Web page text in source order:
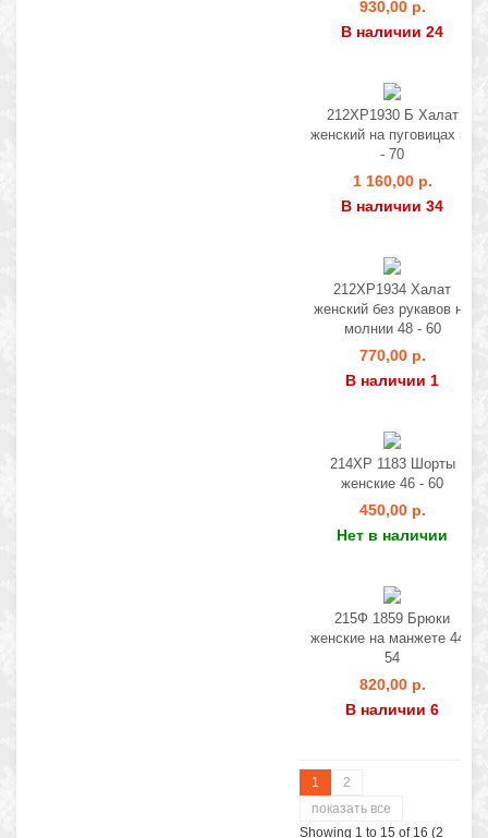
930,00 р.
В наличии 24
212ХР1930 Б Халат
женский на пуговицах 56
- 70
1 160,00 р.
В наличии 34
212ХР1934 Халат
женский без рукавов на
молнии 48 - 60
770,00 р.
В наличии 1
214ХР 1183 Шорты
женские 46 - 60
450,00 р.
Нет в наличии
215Ф 1859 Брюки
женские на манжете 44 -
54
820,00 р.
В наличии 6
1
2
показать все
Showing 1 to 15 of 16 (2